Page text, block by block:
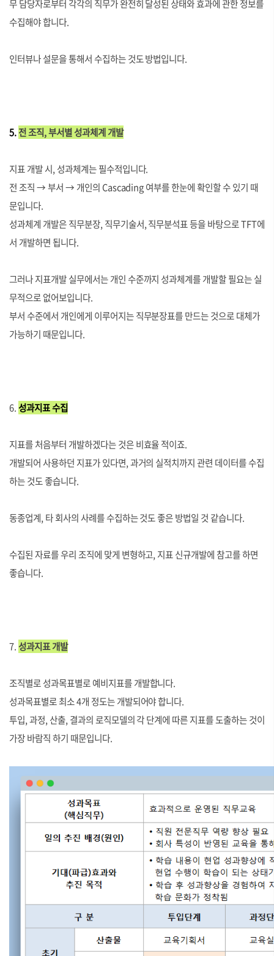
무 담당자로부터 각각의 직무가 완전히 달성된 상태와 효과에 관한 정보를
수집해야 합니다.
인터뷰나 설문을 통해서 수집하는 것도 방법입니다.
5.전 조직, 부서별 성과체계 개발
지표 개발 시, 성과체계는 필수적입니다.
전 조직 → 부서 → 개인의 Cascading 여부를 한눈에 확인할 수 있기 때
문입니다.
성과체계 개발은 직무분장, 직무기술서, 직무분석표 등을 바탕으로 TFT에
서 개발하면 됩니다.
그러나 지표개발 실무에서는 개인 수준까지 성과체계를 개발할 필요는 실
무적으로 없어보입니다.
부서 수준에서 개인에게 이루어지는 직무분장표를 만드는 것으로 대체가
가능하기 때문입니다.
6.성과지표수집
지표를 처음부터 개발하겠다는 것은 비효율 적이죠.
개발되어 사용하던 지표가 있다면, 과거의 실적치까지 관련 데이터를 수집
하는 것도 좋습니다.
동종업계, 타 회사의 사례를 수집하는 것도 좋은 방법일 것 같습니다.
수집된 자료를 우리 조직에 맞게 변형하고, 지표 신규개발에 참고를 하면
좋습니다.
7.성과지표 개발
조직별로 성과목표별로 예비지표를 개발합니다.
성과목표별로 최소 4개 정도는 개발되어야 합니다.
투입, 과정, 산출, 결과의 로직모델의 각 단계에 따른 지표를 도출하는 것이
가장 바람직 하기 때문입니다.